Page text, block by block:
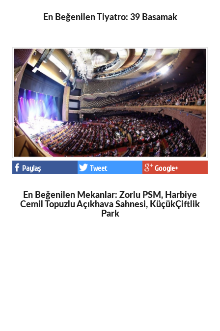
En Beğenilen Tiyatro: 39 Basamak
Paylaş Tweet Google+
En Beğenilen Mekanlar: Zorlu PSM, Harbiye
Cemil Topuzlu Açıkhava Sahnesi, KüçükÇiftlik
Park